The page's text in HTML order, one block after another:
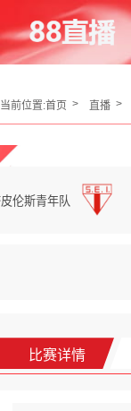
当前位置:首页 直播
伦斯青年队
比赛详情